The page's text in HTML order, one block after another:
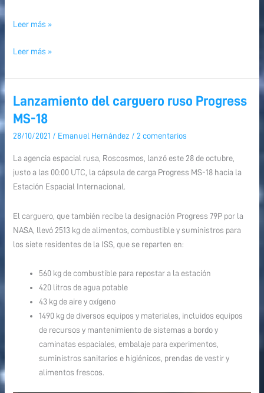
Leer más »
Leer más »
Lanzamiento del carguero ruso Progress
MS-18
28/10/2021 / Emanuel Hernández / 2 comentarios
La agencia espacial rusa, Roscosmos, lanzó este 28 de octubre,
justo a las 00:00 UTC, la cápsula de carga Progress MS-18 hacia la
Estación Espacial Internacional.
El carguero, que también recibe la designación Progress 79P por la
NASA, llevó 2513 kg de alimentos, combustible y suministros para
los siete residentes de la ISS, que se reparten en:
560 kg de combustible para repostar a la estación
420 litros de agua potable
43 kg de aire y oxígeno
1490 kg de diversos equipos y materiales, incluidos equipos
de recursos y mantenimiento de sistemas a bordo y
caminatas espaciales, embalaje para experimentos,
suministros sanitarios e higiénicos, prendas de vestir y
alimentos frescos.
Lanzamiento
del
carguero
ruso
Progress
MS-
18